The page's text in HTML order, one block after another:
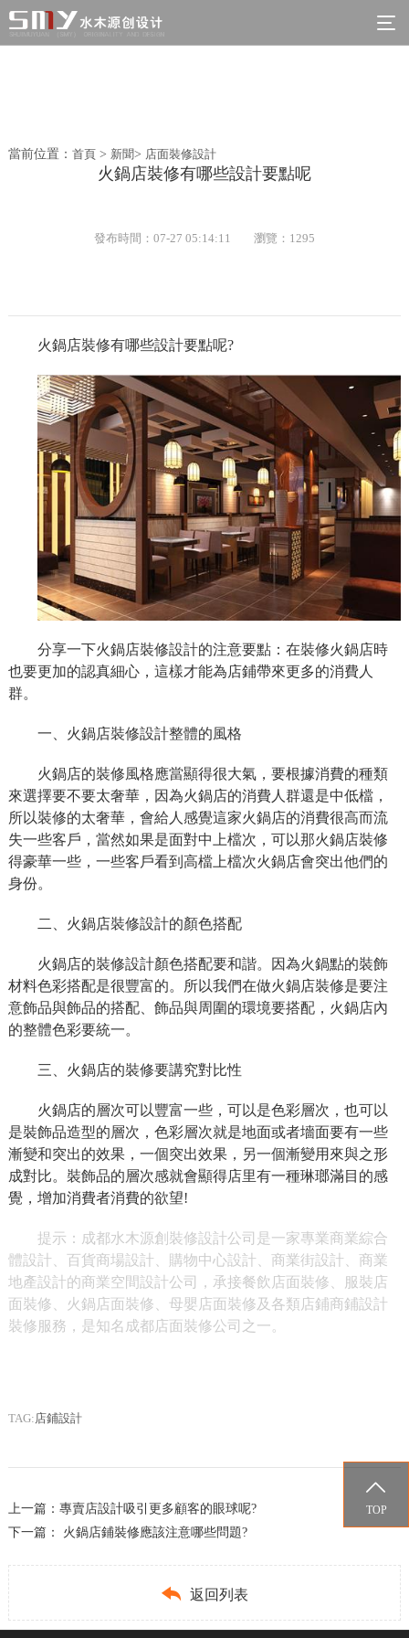
當前位置： 首頁> 新聞> 店面裝修設計
火鍋店裝修有哪些設計要點呢
發布時間：07-27 05:14:11 瀏覽：1295
火鍋店裝修有哪些設計要點呢?
分享一下火鍋店裝修設計的注意要點：在裝修火鍋店時
也要更加的認真細心，這樣才能為店鋪帶來更多的消費人
群。
一、火鍋店裝修設計整體的風格
火鍋店的裝修風格應當顯得很大氣，要根據消費的種類
來選擇要不要太奢華，因為火鍋店的消費人群還是中低檔，
所以裝修的太奢華，會給人感覺這家火鍋店的消費很高而流
失一些客戶，當然如果是面對中上檔次，可以那火鍋店裝修
得豪華一些，一些客戶看到高檔上檔次火鍋店會突出他們的
身份。
二、火鍋店裝修設計的顏色搭配
火鍋店的裝修設計顏色搭配要和諧。因為火鍋點的裝飾
材料色彩搭配是很豐富的。所以我們在做火鍋店裝修是要注
意飾品與飾品的搭配、飾品與周圍的環境要搭配，火鍋店內
的整體色彩要統一。
三、火鍋店的裝修要講究對比性
火鍋店的層次可以豐富一些，可以是色彩層次，也可以
是裝飾品造型的層次，色彩層次就是地面或者墻面要有一些
漸變和突出的效果，一個突出效果，另一個漸變用來與之形
成對比。裝飾品的層次感就會顯得店里有一種琳瑯滿目的感
覺，增加消費者消費的欲望!
提示：成都水木源創裝修設計公司是一家專業商業綜合
體設計、百貨商場設計、購物中心設計、商業街設計、商業
地產設計的商業空間設計公司，承接餐飲店面裝修、服裝店
面裝修、火鍋店面裝修、母嬰店面裝修及各類店鋪商鋪設計
裝修服務，是知名成都店面裝修公司之一。
TAG: 店鋪設計
上一篇： 專賣店設計吸引更多顧客的眼球呢?
下一篇： 火鍋店鋪裝修應該注意哪些問題?
 返回列表

TOP